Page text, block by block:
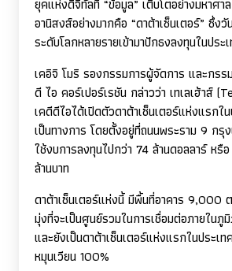
ยุคแห่งดิจิทัลที่ “ข้อมูล” เติบโตอย่างมหาศ
อานิสงส์อย่างมากคือ “ดาต้าเซ็นเตอร์” ซึ่ง
ระดับโลกหลายรายเข้ามาปักธงลงทุนในประ
เคอิจิ โมริ รองกรรมการผู้จัดการ และกร
ดี ไอ คอร์เปอร์เรชัน กล่าวว่า เทเลเฮ้าส์ (
เคดีดีไอได้เปิดตัวดาต้าเซ็นเตอร์แห่งแรกใ
เป็นทางการ โดยตั้งอยู่ที่ถนนพระราม 9 กรุ
ใช้งบการลงทุนไปกว่า 74 ล้านดอลลาร์ ห
ล้านบาท
ดาต้าเซ็นเตอร์แห่งนี้ มีพื้นที่อาคาร 9,000
มุ่งที่จะเป็นศูนย์รวมในการเชื่อมต่อภายในภู
และยังเป็นดาต้าเซ็นเตอร์แห่งแรกในประเ
หมุนเวียน 100%